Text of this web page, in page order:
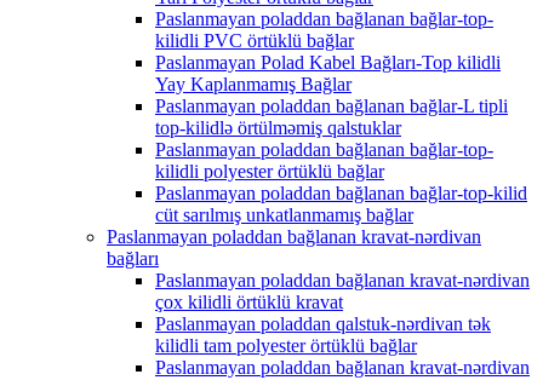
Paslanmayan poladdan bağlanan bağlar-top-
kilidli PVC örtüklü bağlar
Paslanmayan Polad Kabel Bağları-Top kilidli
Yay Kaplanmamış Bağlar
Paslanmayan poladdan bağlanan bağlar-L tipli
top-kilidlə örtülməmiş qalstuklar
Paslanmayan poladdan bağlanan bağlar-top-
kilidli polyester örtüklü bağlar
Paslanmayan poladdan bağlanan bağlar-top-kilid
cüt sarılmış unkatlanmamış bağlar
Paslanmayan poladdan bağlanan kravat-nərdivan
bağları
Paslanmayan poladdan bağlanan kravat-nərdivan
çox kilidli örtüklü kravat
Paslanmayan poladdan qalstuk-nərdivan tək
kilidli tam polyester örtüklü bağlar
Paslanmayan poladdan bağlanan kravat-nərdivan